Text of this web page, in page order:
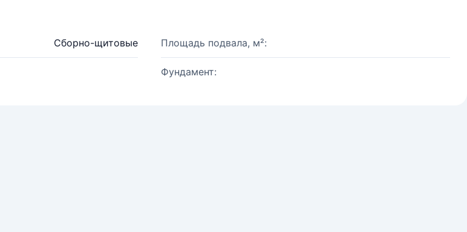
Сборно-щитовые Площадь подвала, м²:
Фундамент: